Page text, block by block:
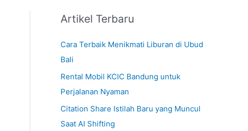
Artikel Terbaru
Cara Terbaik Menikmati Liburan di Ubud
Bali
Rental Mobil KCIC Bandung untuk
Perjalanan Nyaman
Citation Share Istilah Baru yang Muncul
Saat AI Shifting